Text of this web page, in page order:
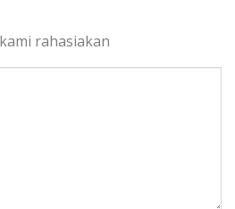
rahasiakan